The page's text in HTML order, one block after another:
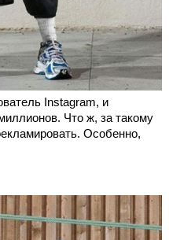
Instagram, и
Что ж, за такому
Особенно,